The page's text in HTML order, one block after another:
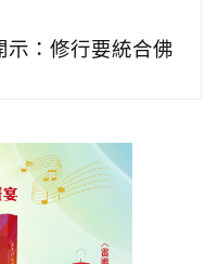
示：修行要統合佛